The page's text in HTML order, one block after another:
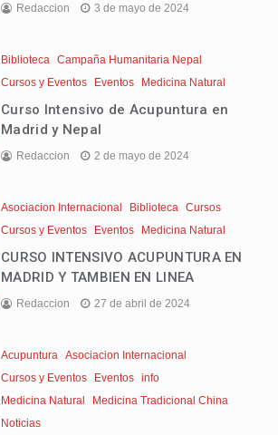
Redaccion 3 de mayo de 2024
Biblioteca Campaña Humanitaria Nepal
Cursos y Eventos
Eventos Medicina Natural
Curso Intensivo de Acupuntura en
Madrid y Nepal
Redaccion 2 de mayo de 2024
Asociacion Internacional Biblioteca Cursos
Cursos y Eventos
Eventos Medicina Natural
CURSO INTENSIVO ACUPUNTURA EN
MADRID Y TAMBIEN EN LINEA
Redaccion 27 de abril de 2024
Acupuntura Asociacion Internacional
Cursos y Eventos
Eventos info
Medicina Natural
Medicina Tradicional China
Noticias